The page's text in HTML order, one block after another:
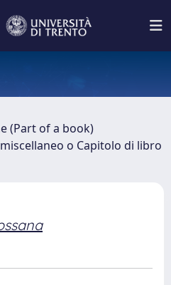
(Part of a book)
o Capitolo di libro